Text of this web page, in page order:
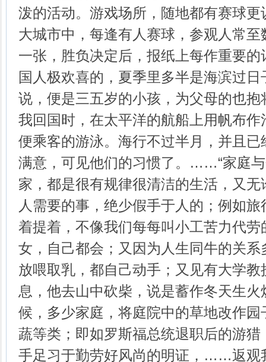
泼的活动。游戏场所，随地都有赛球
大城市中，每逢有人赛球，参观人常
一张，胜负决定后，报纸上每作重要
国人极欢喜的，夏季里多半是海滨过
说，便是三五岁的小孩，为父母的也
我回国时，在太平洋的航船上用帆布
便乘客的游泳。海行不过半月，并且
满意，可见他们的习惯了。……“家庭
家，都是很有规律很清洁的生活，又
人需要的事，绝少假手于人的；例如
着提着，不像我们每每叫小工苦力代
女，自己都会；又因为人生同牛的关
放喂取乳，都自己动手；又见有大学
息，他去山中砍柴，说是蓄作冬天生
候，多少家庭，将庭院中的草地改作
蔬等类；即如罗斯福总统退职后的游
手足习于勤劳好风尚的明证，……返观